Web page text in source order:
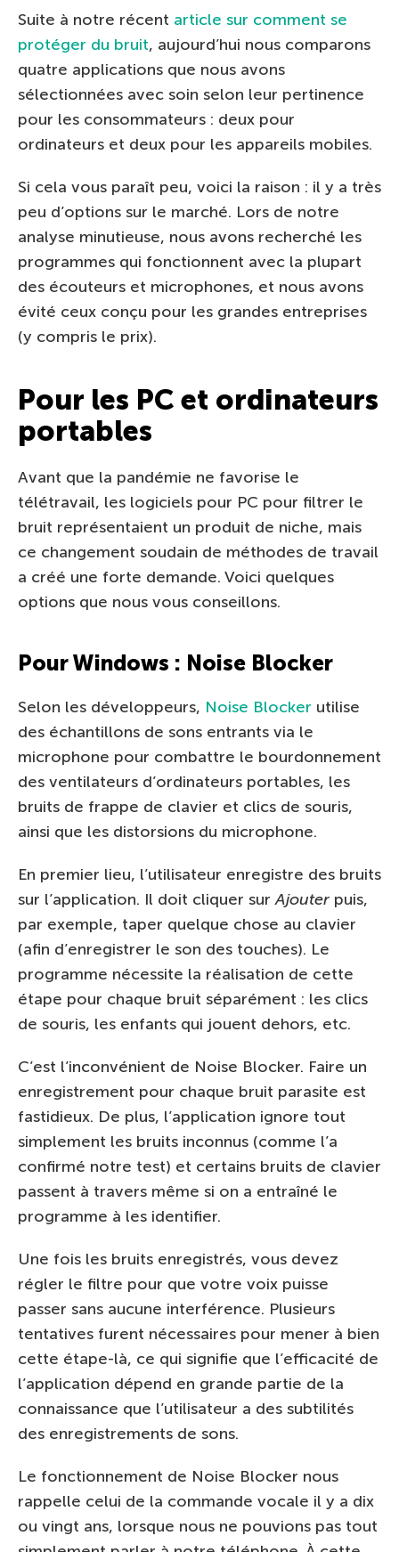
Suite à notre récent article sur comment se
protéger du bruit, aujourd’hui nous comparons
quatre applications que nous avons
sélectionnées avec soin selon leur pertinence
pour les consommateurs : deux pour
ordinateurs et deux pour les appareils mobiles.
Si cela vous paraît peu, voici la raison : il y a très
peu d’options sur le marché. Lors de notre
analyse minutieuse, nous avons recherché les
programmes qui fonctionnent avec la plupart
des écouteurs et microphones, et nous avons
évité ceux conçu pour les grandes entreprises
(y compris le prix).
Pour les PC et ordinateurs
portables
Avant que la pandémie ne favorise le
télétravail, les logiciels pour PC pour filtrer le
bruit représentaient un produit de niche, mais
ce changement soudain de méthodes de travail
a créé une forte demande. Voici quelques
options que nous vous conseillons.
Pour Windows : Noise Blocker
Selon les développeurs, Noise Blocker utilise
des échantillons de sons entrants via le
microphone pour combattre le bourdonnement
des ventilateurs d’ordinateurs portables, les
bruits de frappe de clavier et clics de souris,
ainsi que les distorsions du microphone.
En premier lieu, l’utilisateur enregistre des bruits
sur l’application. Il doit cliquer surAjouter puis,
par exemple, taper quelque chose au clavier
(afin d’enregistrer le son des touches). Le
programme nécessite la réalisation de cette
étape pour chaque bruit séparément : les clics
de souris, les enfants qui jouent dehors, etc.
C’est l’inconvénient de Noise Blocker. Faire un
enregistrement pour chaque bruit parasite est
fastidieux. De plus, l’application ignore tout
simplement les bruits inconnus (comme l’a
confirmé notre test) et certains bruits de clavier
passent à travers même si on a entraîné le
programme à les identifier.
Une fois les bruits enregistrés, vous devez
régler le filtre pour que votre voix puisse
passer sans aucune interférence. Plusieurs
tentatives furent nécessaires pour mener à bien
cette étape-là, ce qui signifie que l’efficacité de
l’application dépend en grande partie de la
connaissance que l’utilisateur a des subtilités
des enregistrements de sons.
Le fonctionnement de Noise Blocker nous
rappelle celui de la commande vocale il y a dix
ou vingt ans, lorsque nous ne pouvions pas tout